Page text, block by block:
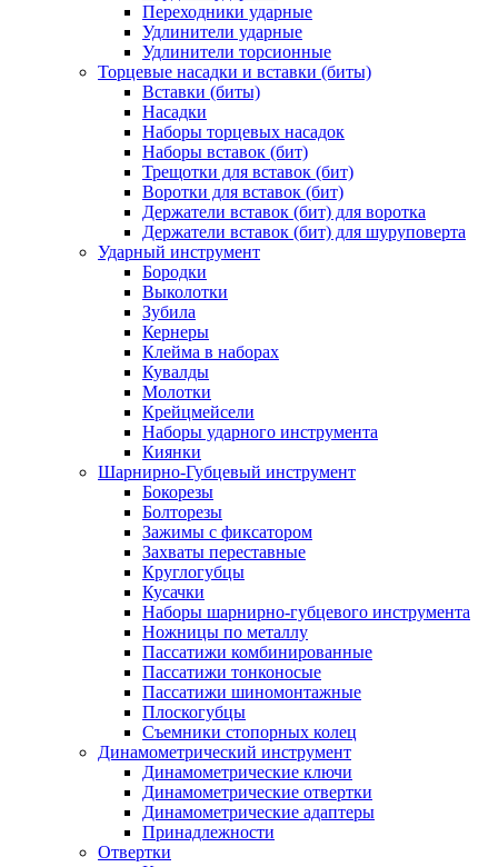
Переходники ударные
Удлинители ударные
Удлинители торсионные
Торцевые насадки и вставки (биты)
Вставки (биты)
Насадки
Наборы торцевых насадок
Наборы вставок (бит)
Трещотки для вставок (бит)
Воротки для вставок (бит)
Держатели вставок (бит) для воротка
Держатели вставок (бит) для шуруповерта
Ударный инструмент
Бородки
Выколотки
Зубила
Кернеры
Клейма в наборах
Кувалды
Молотки
Крейцмейсели
Наборы ударного инструмента
Киянки
Шарнирно-Губцевый инструмент
Бокорезы
Болторезы
Зажимы с фиксатором
Захваты переставные
Круглогубцы
Кусачки
Наборы шарнирно-губцевого инструмента
Ножницы по металлу
Пассатижи комбинированные
Пассатижи тонконосые
Пассатижи шиномонтажные
Плоскогубцы
Съемники стопорных колец
Динамометрический инструмент
Динамометрические ключи
Динамометрические отвертки
Динамометрические адаптеры
Принадлежности
Отвертки